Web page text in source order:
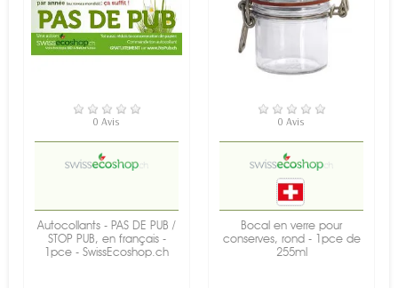
EN STOCK
0 Avis
Autocollants - PAS DE PUB /
STOP PUB, en français -
1pce - SwissEcoshop.ch
EN STOCK
0 Avis
Bocal en verre pour
conserves, rond - 1pce de
255ml